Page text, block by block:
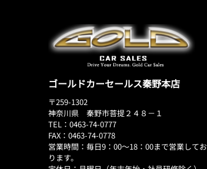
ゴールドカーセールス秦野本店
〒259-1302
神奈川県 秦野市菩提２４８－１
TEL：0463-74-0777
FAX：0463-74-0778
営業時間：毎日9：00～18：00まで営業してお
ります。